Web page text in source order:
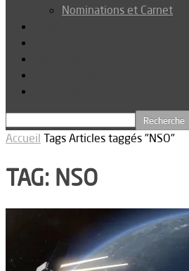
Nominations et Carnet
Accueil Tags Articles taggés "NSO"
TAG: NSO